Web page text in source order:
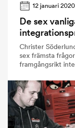
12 januari 2020
De sex
Christer
sex främsta
framgångsrikt